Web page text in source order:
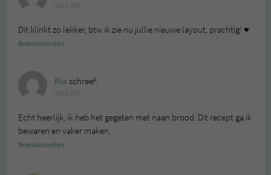
Dit klinkt zo lekker, btw ik zie nu jullie nieuwe layout, prachtig! ♥
Beantwoorden
Ria schreef:
Echt heerlijk, ik heb het gegeten met naan brood. Dit recept ga ik
bewaren en vaker maken.
Beantwoorden